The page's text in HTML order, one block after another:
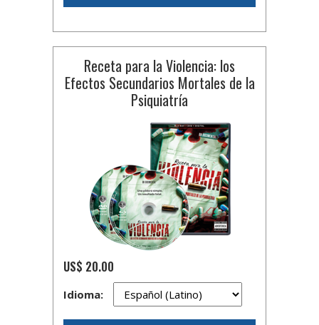
Receta para la Violencia: los
Efectos Secundarios Mortales de la
Psiquiatría
US$ 20.00
Idioma: